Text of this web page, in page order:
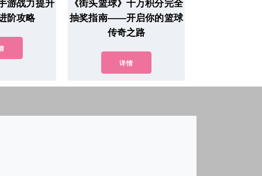
游战力提升
阶攻略
《街头篮球》十万积分完全
抽奖指南——开启你的篮球
传奇之路
详情